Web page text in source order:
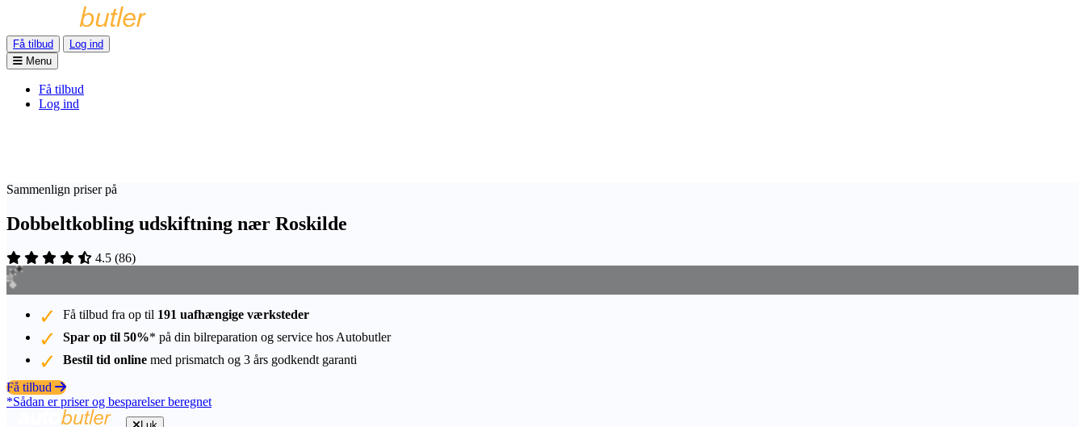
Få tilbud
Log ind
Menu
Få tilbud
Log ind
Sammenlign priser på
Dobbeltkobling udskiftning nær Roskilde
4.5 (86)
Få tilbud fra op til 191 uafhængige værksteder
Spar op til 50%* på din bilreparation og service hos Autobutler
Bestil tid online med prismatch og 3 års godkendt garanti
Få tilbud
*Sådan er priser og besparelser beregnet